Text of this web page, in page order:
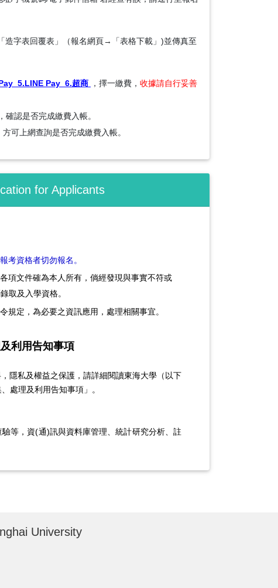
造字表回覆表」（報名網頁→「表格下載」)並傳真至
5.LINE Pay 6.超商 ，擇一繳費， 收據請自行妥善
認是否完成繳費入帳。
可上網查詢是否完成繳費入帳。
for Applicants
考資格者切勿報名。
項文件確為本人所有，倘經發現與事實不符或
取及入學資格。
規定，為必要之資訊應用，處理相關事宜。
利用告知事項
隱私及權益之保護，請詳細閱讀東海大學（以下
處理及利用告知事項」。
等，資(通)訊與資料庫管理、統計研究分析、註
、C057、C061、C062、C064、C072、
University